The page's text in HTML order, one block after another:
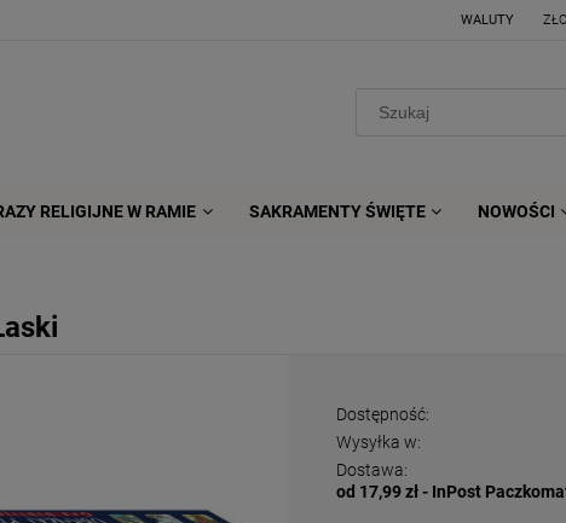
WALUTY
RELIGIJNE W RAMIE SAKRAMENTY ŚWIĘTE NOWOŚCI
Dostępność:
Wysyłka w:
Dostawa:
od 17,99 zł - InPost